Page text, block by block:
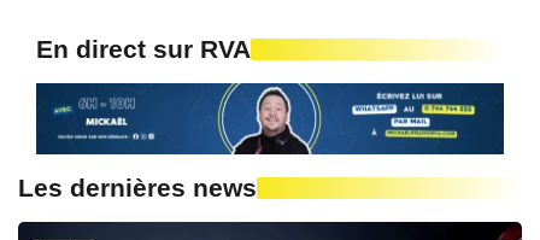
En direct sur RVA
Les dernières news